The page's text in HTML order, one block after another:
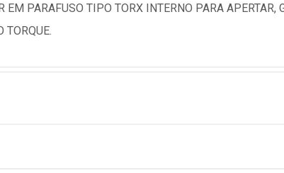
PARAFUSO TIPO TORX INTERNO PARA APERTAR,
TORQUE.